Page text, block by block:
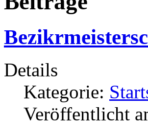
Details
Kategorie:
Veröffentlicht